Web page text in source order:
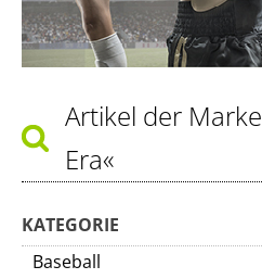
Artikel der Marke
Era«
KATEGORIE
Baseball